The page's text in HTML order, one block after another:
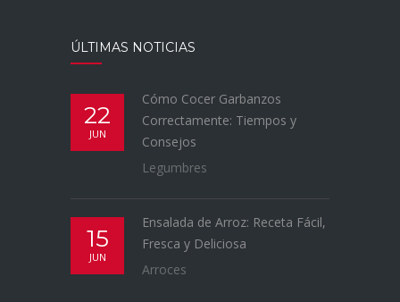
ÚLTIMAS NOTICIAS
22
JUN
Cómo Cocer Garbanzos
Correctamente: Tiempos y
Consejos
Legumbres
15
JUN
Ensalada de Arroz: Receta Fácil,
Fresca y Deliciosa
Arroces